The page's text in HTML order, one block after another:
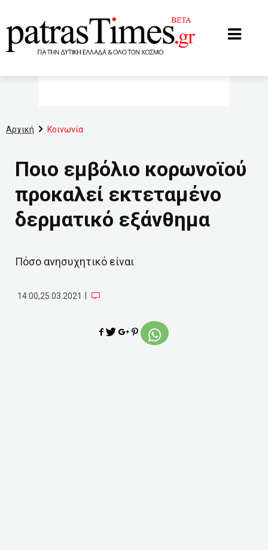
Αρχική Κοινωνία
Ποιο εμβόλιο κορωνοϊού
προκαλεί εκτεταμένο
δερματικό εξάνθημα
Πόσο ανησυχητικό είναι
14:00,25.03.2021